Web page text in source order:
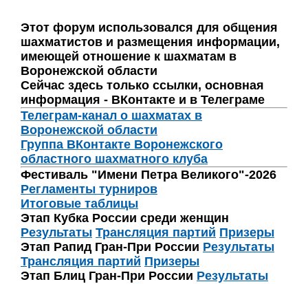
Этот форум использовался для общения
шахматистов и размещения информации,
имеющей отношение к шахматам в
Воронежской области
Сейчас здесь только ссылки, основная
информация - ВКонтакте и в Телеграме
Телеграм-канал о шахматах в
Воронежской области
Группа ВКонтакте Воронежского
областного шахматного клуба
Фестиваль "Имени Петра Великого"-2026
Регламенты турниров
Итоговые таблицы
Этап Кубка России среди женщин
Результаты Трансляция партий Призеры
Этап Рапид Гран-При России Результаты
Трансляция партий Призеры
Этап Блиц Гран-При России Результаты